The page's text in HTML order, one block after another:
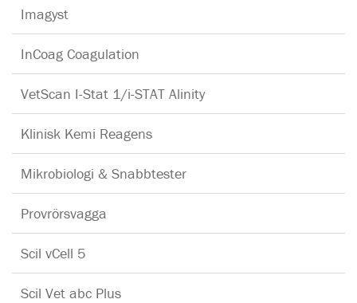
Imagyst
InCoag Coagulation
VetScan I-Stat 1/i-STAT Alinity
Klinisk Kemi Reagens
Mikrobiologi & Snabbtester
Provrörsvagga
Scil vCell 5
Scil Vet abc Plus